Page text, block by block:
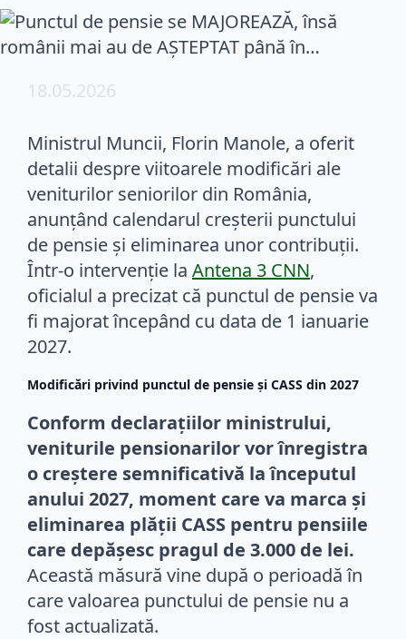
18.05.2026
Ministrul Muncii, Florin Manole, a oferit
detalii despre viitoarele modificări ale
veniturilor seniorilor din România,
anunțând calendarul creșterii punctului
de pensie și eliminarea unor contribuții.
Într-o intervenție la Antena 3 CNN,
oficialul a precizat că punctul de pensie va
fi majorat începând cu data de 1 ianuarie
2027.
Modificări privind punctul de pensie și CASS din 2027
Conform declarațiilor ministrului,
veniturile pensionarilor vor înregistra
o creștere semnificativă la începutul
anului 2027, moment care va marca și
eliminarea plății CASS pentru pensiile
care depășesc pragul de 3.000 de lei.
Această măsură vine după o perioadă în
care valoarea punctului de pensie nu a
fost actualizată.